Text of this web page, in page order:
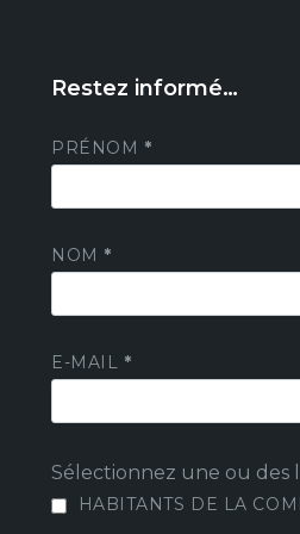
Restez informé…
PRÉNOM *
NOM *
E-MAIL *
Sélectionnez une ou des
HABITANTS DE LA